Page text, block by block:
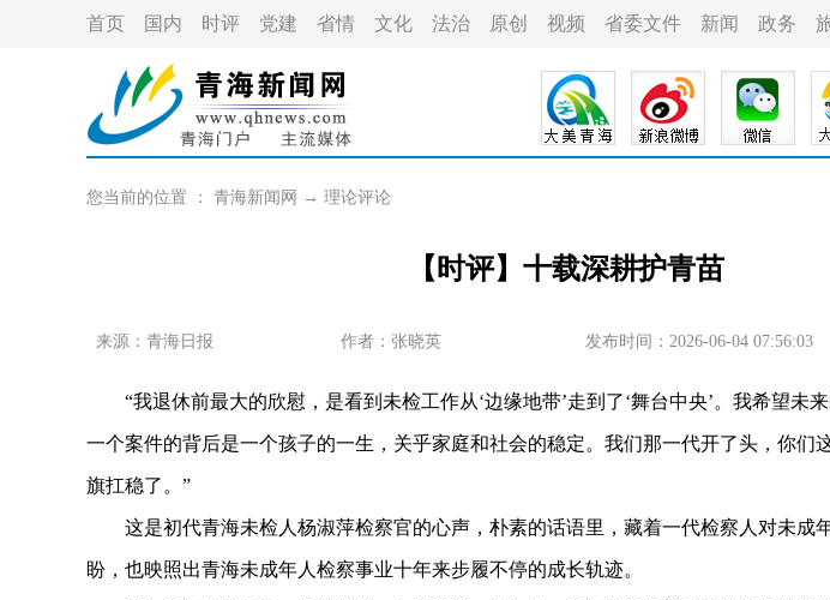
首页 国内 时评 党建 省情 文化 法治 原创 视频 省委文件 新闻 政务
您当前的位置 ： 青海新闻网 → 理论评论
【时评】十载深耕护青苗
来源：青海日报 作者： 张晓英 发布时间：2026-06-04 07:56:03
“我退休前最大的欣慰，是看到未检工作从‘边缘地带’走到了‘舞台中央’。我希望未来
一个案件的背后是一个孩子的一生，关乎家庭和社会的稳定。我们那一代开了头，你们
旗扛稳了。”
这是初代青海未检人杨淑萍检察官的心声，朴素的话语里，藏着一代检察人对未成
盼，也映照出青海未成年人检察事业十年来步履不停的成长轨迹。